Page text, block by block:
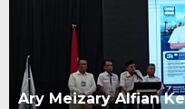
Ary Meizary Alfian